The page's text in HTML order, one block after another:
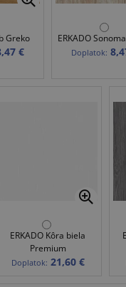
Greko
€
ERKADO
Doplatok:
ERKADO Kôra biela
Premium
Doplatok: 21,60 €